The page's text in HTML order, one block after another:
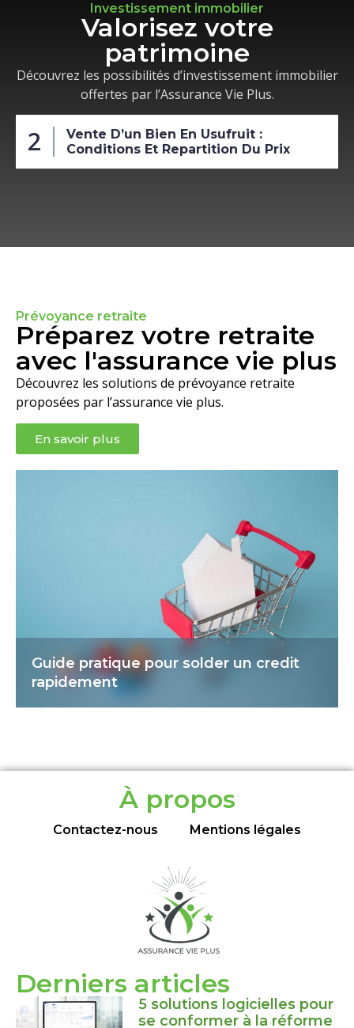
Investissement immobilier
Valorisez votre
patrimoine
Découvrez les possibilités d’investissement immobilier
offertes par l’Assurance Vie Plus.
2
Vente D’un Bien En Usufruit :
Conditions Et Repartition Du Prix
Prévoyance retraite
Préparez votre retraite
avec l'assurance vie plus
Découvrez les solutions de prévoyance retraite
proposées par l’assurance vie plus.
En savoir plus
Guide pratique pour solder un credit
rapidement
À propos
Contactez-nous Mentions légales
Derniers articles
5 solutions logicielles pour
se conformer à la réforme